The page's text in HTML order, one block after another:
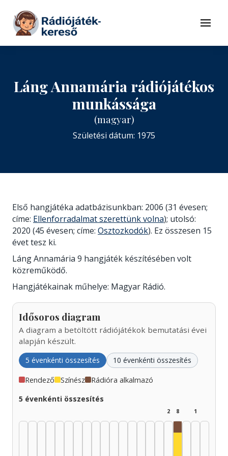
Tovább a tartalomhoz
Menü
Láng Annamária rádiójátékos
munkássága
(magyar)
Születési dátum: 1975
Első hangjátéka adatbázisunkban: 2006 (31 évesen;
címe: Ellenforradalmat szerettünk volna); utolsó:
2020 (45 évesen; címe: Osztozkodók). Ez összesen 15
évet tesz ki.
Láng Annamária 9 hangjáték készítésében volt
közreműködő.
Hangjátékainak műhelye: Magyar Rádió.
Idősoros diagram
A diagram a betöltött rádiójátékok bemutatási évei
alapján készült.
5 évenkénti összesítés 10 évenkénti összesítés
Rendező Színész Rádióra alkalmazó
5 évenkénti összesítés
2 8
Rádióra
1